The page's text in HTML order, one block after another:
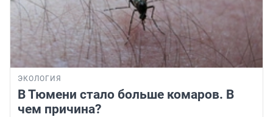
ЭКОЛОГИЯ
В Тюмени стало больше комаров. В
чем причина?